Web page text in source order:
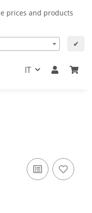
prices and products
✔
IT